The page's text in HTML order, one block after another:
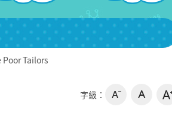
Tailors
字級：